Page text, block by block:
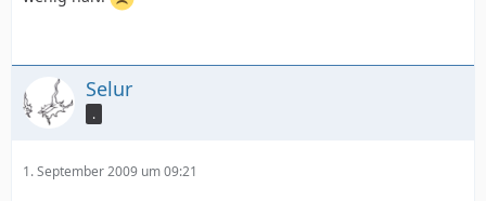
Selur
.
1. September 2009 um 09:21